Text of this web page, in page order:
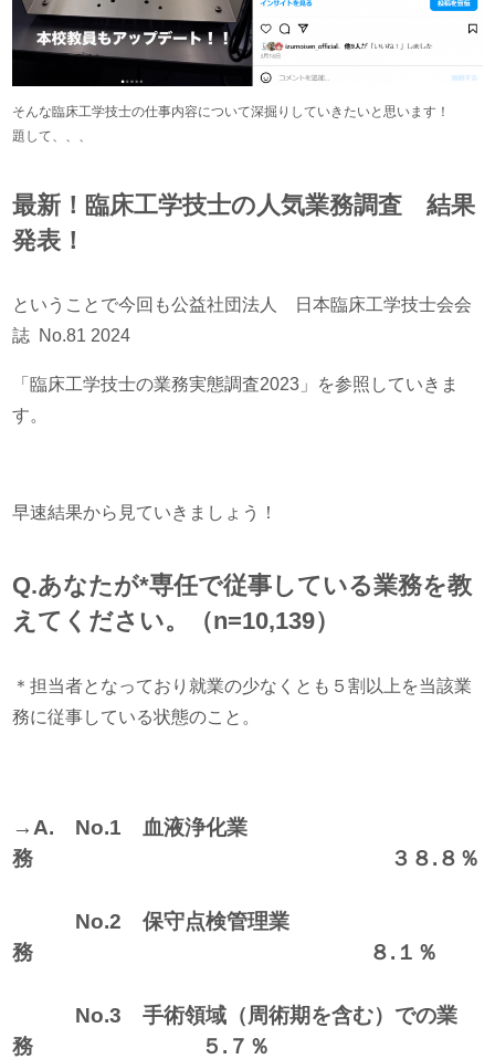
そんな臨床工学技士の仕事内容について深掘りしていきたいと思います！
題して、、、
最新！臨床工学技士の人気業務調査 結果
発表！
ということで今回も公益社団法人 日本臨床工学技士会会
誌 No.81 2024
「臨床工学技士の業務実態調査2023」を参照していきま
す。
早速結果から見ていきましょう！
Q.あなたが*専任で従事している業務を教
えてください。（n=10,139）
＊担当者となっており就業の少なくとも５割以上を当該業
務に従事している状態のこと。
→A. No.1 血液浄化業
務 ３８.８％
No.2 保守点検管理業
務 ８.１％
No.3 手術領域（周術期を含む）での業
務 ５.７％